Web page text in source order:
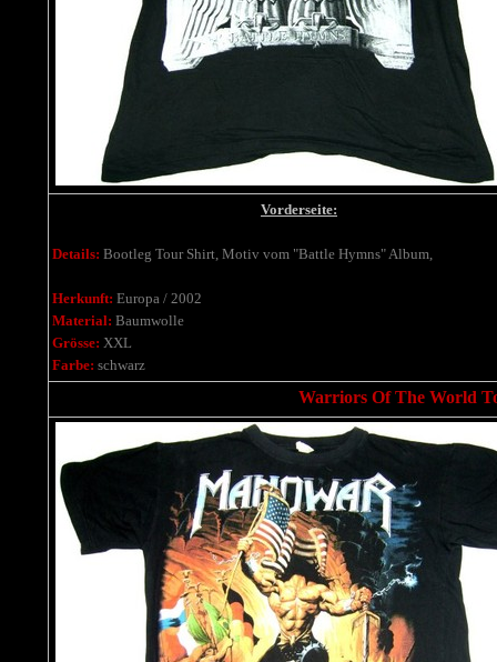
Vorderseite:
Details: Bootleg Tour Shirt, Motiv vom "Battle Hymns" Album,
Herkunft: Europa / 2002
Material: Baumwolle
Grösse: XXL
Farbe: schwarz
Warriors Of The World